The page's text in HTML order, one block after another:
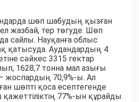
шөп шабудың қызған
жазбай, тер төгуде. Шөп
сайлы. Науқанға облыс
қатысуда. Аудандардың 4
сәйкес 3315 гектар
1628,7 тонна мал азығы
жоспардың 70,9%-ы. Ал
шөпті қоса есептегенде
қажеттіліктің 77%-ын құрайды.